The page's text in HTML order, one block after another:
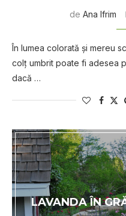
de Ana Ifrim
În lumea colorată și mereu
colț umbrit poate fi adesea
dacă …
LAVANDA ÎN